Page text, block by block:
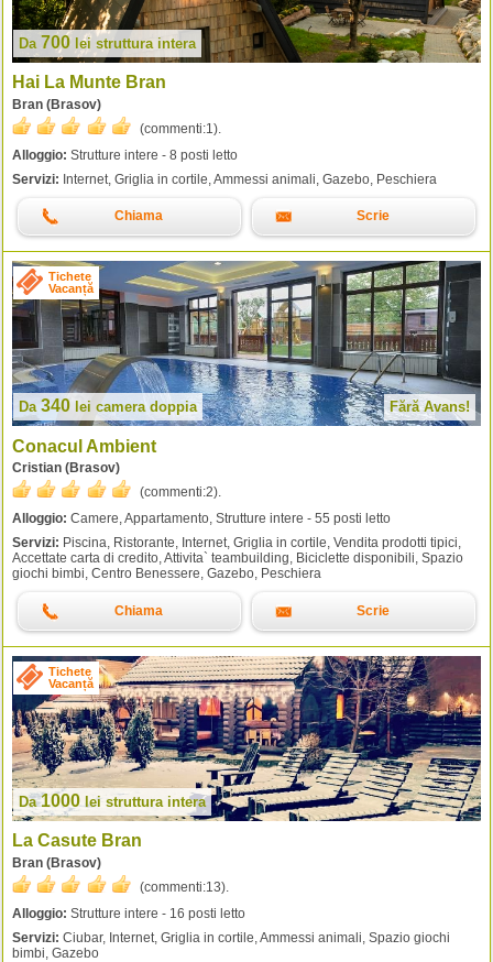
Da 700 lei struttura intera
Hai La Munte Bran
Bran (Brasov)
(commenti:1).
Alloggio: Strutture intere - 8 posti letto
Servizi: Internet, Griglia in cortile, Ammessi animali, Gazebo, Peschiera
Chiama Scrie
Tichete
Vacanță
Da 340 lei camera doppia Fără Avans!
Conacul Ambient
Cristian (Brasov)
(commenti:2).
Alloggio: Camere, Appartamento, Strutture intere - 55 posti letto
Servizi: Piscina, Ristorante, Internet, Griglia in cortile, Vendita prodotti tipici,
Accettate carta di credito, Attivita` teambuilding, Biciclette disponibili, Spazio
giochi bimbi, Centro Benessere, Gazebo, Peschiera
Chiama Scrie
Tichete
Vacanță
Da1000 lei struttura intera
La Casute Bran
Bran (Brasov)
(commenti:13).
Alloggio: Strutture intere - 16 posti letto
Servizi: Ciubar, Internet, Griglia in cortile, Ammessi animali, Spazio giochi
bimbi, Gazebo